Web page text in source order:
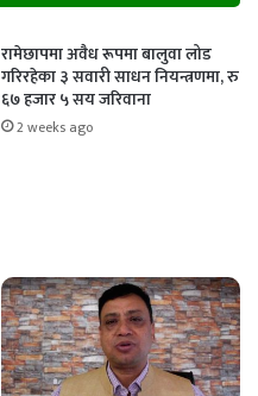
रामेछापमा अवैध रूपमा बालुवा लोड
गरिरहेका ३ सवारी साधन नियन्त्रणमा, रु
६७ हजार ५ सय जरिवाना
2 weeks ago